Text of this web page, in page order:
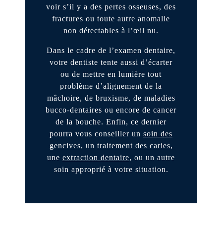
voir s’il y a des pertes osseuses, des
fractures ou toute autre anomalie
non détectables à l’œil nu.
Dans le cadre de l’examen dentaire,
votre dentiste tente aussi d’écarter
ou de mettre en lumière tout
problème d’alignement de la
mâchoire, de bruxisme, de maladies
bucco-dentaires ou encore de cancer
de la bouche. Enfin, ce dernier
pourra vous conseiller un soin des
gencives, un traitement des caries,
une extraction dentaire, ou un autre
soin approprié à votre situation.